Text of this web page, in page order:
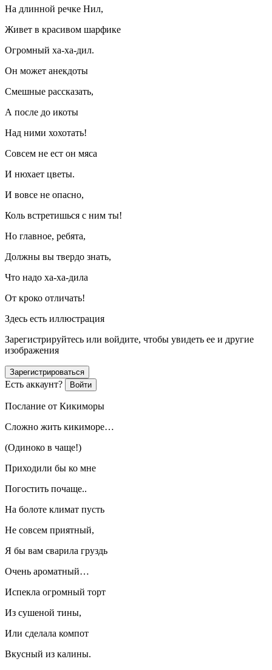
На длинной речке Нил,
Живет в красивом шарфике
Огромный ха-ха-дил.
Он может анекдоты
Смешные рассказать,
А после до икоты
Над ними хохотать!
Совсем не ест он мяса
И нюхает цветы.
И вовсе не опасно,
Коль встретишься с ним ты!
Но главное, ребята,
Должны вы твердо знать,
Что надо ха-ха-дила
От кроко отличать!
Здесь есть иллюстрация
Зарегистрируйтесь или войдите, чтобы увидеть ее и другие
изображения
Зарегистрироваться
Есть аккаунт? Войти
Послание от Кикиморы
Сложно жить кикиморе…
(Одиноко в чаще!)
Приходили бы ко мне
Погостить почаще..
На болоте климат пусть
Не совсем приятный,
Я бы вам сварила груздь
Очень ароматный…
Испекла огромный торт
Из сушеной тины,
Или сделала компот
Вкусный из калины.